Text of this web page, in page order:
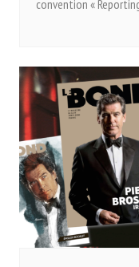
convention «